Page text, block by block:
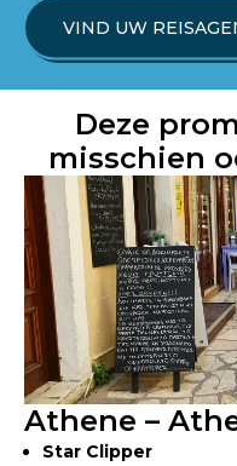
VIND UW
Deze
misschien
Athene –
Star Clipper